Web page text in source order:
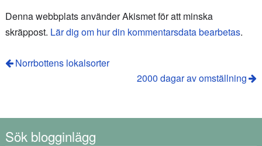
Denna webbplats använder Akismet för att minska
skräppost. Lär dig om hur din kommentarsdata bearbetas.
Norrbottens lokalsorter
2000 dagar av omställning
Sök blogginlägg